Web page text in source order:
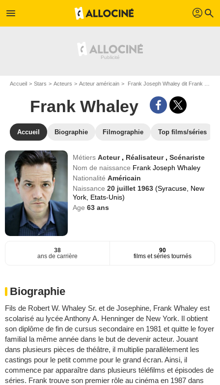
menu profil search
Accueil Stars Acteurs Acteur américain Frank Joseph Whaley dit Frank Whaley
Frank Whaley
Accueil Biographie Filmographie Top films/séries
MétiersActeur , Réalisateur ,Scénariste
Nom de naissance Frank Joseph Whaley
NationalitéAméricain
Naissance20 juillet 1963(Syracuse, New
York, Etats-Unis)
Age63 ans
38
ans de carrière
90
films et séries tournés
Biographie
Fils de Robert W. Whaley Sr. et de Josephine, Frank Whaley est
scolarisé au lycée Anthony A. Henninger de New York. Il obtient
son diplôme de fin de cursus secondaire en 1981 et quitte le foyer
familial la même année dans le but de devenir acteur. Jouant
dans plusieurs pièces de théâtre, il multiplie parallèlement les
castings pour le petit comme pour le grand écran. Ainsi, il
commence par apparaître dans plusieurs téléfilms et épisodes de
séries. Frank trouve son premier rôle au cinéma en 1987 dans